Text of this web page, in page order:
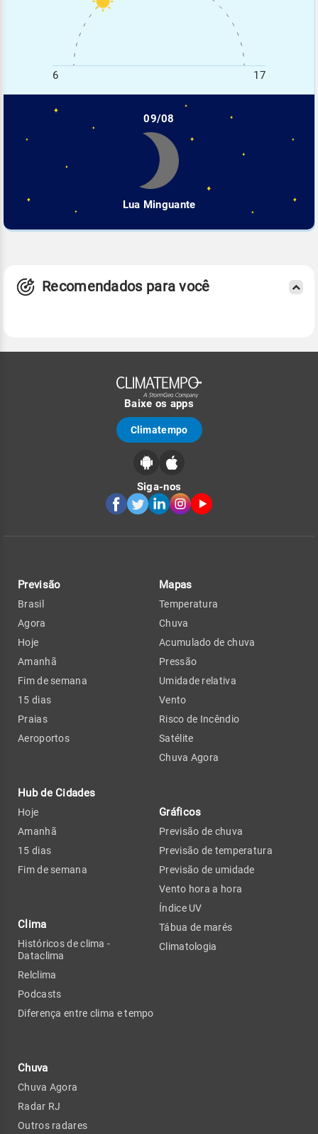
6 17
09/08
Lua Minguante
Recomendados para você
Baixe os apps
Climatempo
Siga-nos
Previsão
Brasil
Agora
Hoje
Amanhã
Fim de semana
15 dias
Praias
Aeroportos
Hub de Cidades
Hoje
Amanhã
15 dias
Fim de semana
Clima
Históricos de clima -
Dataclima
Relclima
Podcasts
Diferença entre clima e tempo
Chuva
Chuva Agora
Radar RJ
Outros radares
Mapas
Temperatura
Chuva
Acumulado de chuva
Pressão
Umidade relativa
Vento
Risco de Incêndio
Satélite
Chuva Agora
Gráficos
Previsão de chuva
Previsão de temperatura
Previsão de umidade
Vento hora a hora
Índice UV
Tábua de marés
Climatologia